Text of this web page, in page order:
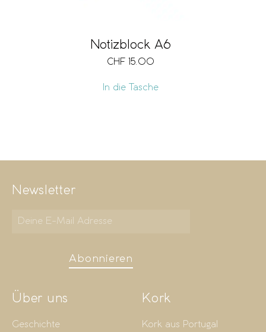
Notizblock A6
CHF 15.00
In die Tasche
Newsletter
Abonnieren
Über uns
Geschichte
Kork
Kork aus Portugal